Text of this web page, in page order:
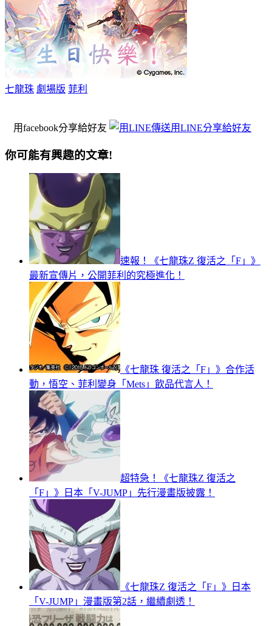
七龍珠 劇場版 菲利
用facebook分享給好友 用LINE分享給好友
你可能有興趣的文章!
速報！《七龍珠Z 復活之「F」》
最新宣傳片，公開菲利的究極進化！
《七龍珠 復活之「F」》合作活
動，悟空、菲利變身「Mets」飲品代言人！
超特急！《七龍珠Z 復活之
「F」》日本「V-JUMP」先行漫畫版披露！
《七龍珠Z 復活之「F」》日本
「V-JUMP」漫畫版第2話，繼續劇透！